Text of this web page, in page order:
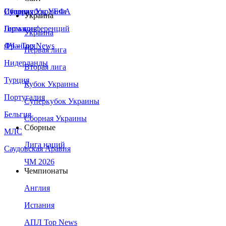
Сборная Украины
Италия
Германия
Франция
Нидерланды
Турция
Португалия
Бельгия
МЛС
Саудовская Аравия
Суперкубок УЕФА
Лига конференций
ЛЧ - Top News
Украина
Украина
Первая лига
Вторая лига
Кубок Украины
Суперкубок Украины
Сборная Украины
Сборные
Лига наций
ЧМ 2026
Чемпионаты
Англия
Испания
АПЛ Top News